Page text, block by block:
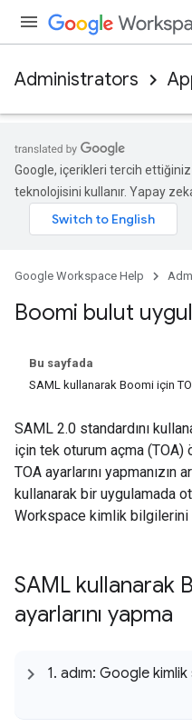
Administrators
Google, içerikleri tercih
teknolojisini kullanır. Yapay
Google Workspace Help
Boomi bulut
Bu sayfada
SAML kullanarak Boomi için
SAML 2.0 standardını
için tek oturum açma (TOA)
TOA ayarlarını yapmanızın
kullanarak bir uygulamada
Workspace kimlik bilgilerini
SAML kullanarak
ayarlarını yapma
1. adım: Google kimlik